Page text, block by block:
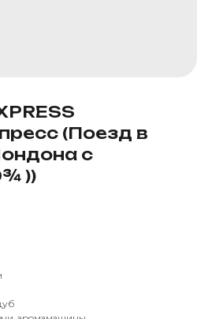
(Поезд в
с
))